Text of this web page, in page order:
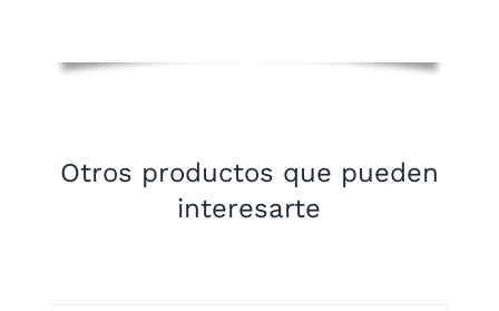
Otros productos que pueden
interesarte